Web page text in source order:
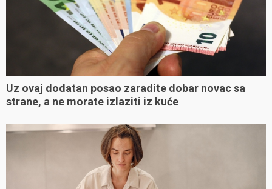
Uz ovaj dodatan posao zaradite dobar novac sa
strane, a ne morate izlaziti iz kuće